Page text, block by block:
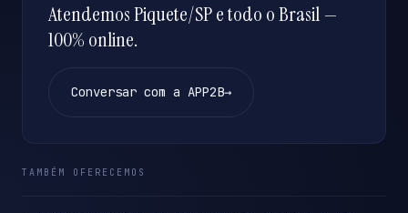
Atendemos Piquete/SP e todo o Brasil —
100% online.
Conversar com a APP2B→
TAMBÉM OFERECEMOS